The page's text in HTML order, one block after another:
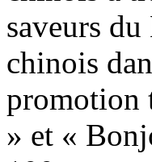
saveurs
chinois
promotion
» et «